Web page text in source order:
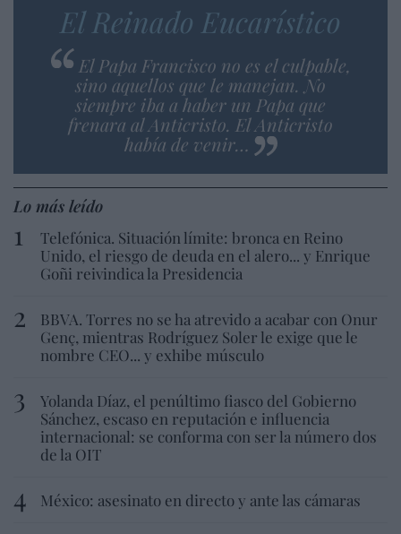
El Reinado Eucarístico
El Papa Francisco no es el culpable,
sino aquellos que le manejan. No
siempre iba a haber un Papa que
frenara al Anticristo. El Anticristo
había de venir…
Lo más leído
Telefónica. Situación límite: bronca en Reino
Unido, el riesgo de deuda en el alero... y Enrique
Goñi reivindica la Presidencia
BBVA. Torres no se ha atrevido a acabar con Onur
Genç, mientras Rodríguez Soler le exige que le
nombre CEO... y exhibe músculo
Yolanda Díaz, el penúltimo fiasco del Gobierno
Sánchez, escaso en reputación e influencia
internacional: se conforma con ser la número dos
de la OIT
México: asesinato en directo y ante las cámaras